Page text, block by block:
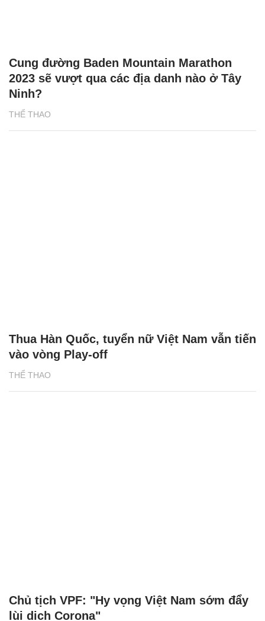
THỂ THAO
Cung đường Baden Mountain Marathon
2023 sẽ vượt qua các địa danh nào ở Tây
Ninh?
THỂ THAO
Thua Hàn Quốc, tuyển nữ Việt Nam vẫn tiến
vào vòng Play-off
Chủ tịch VPF: "Hy vọng Việt Nam sớm đẩy
lùi dịch Corona"